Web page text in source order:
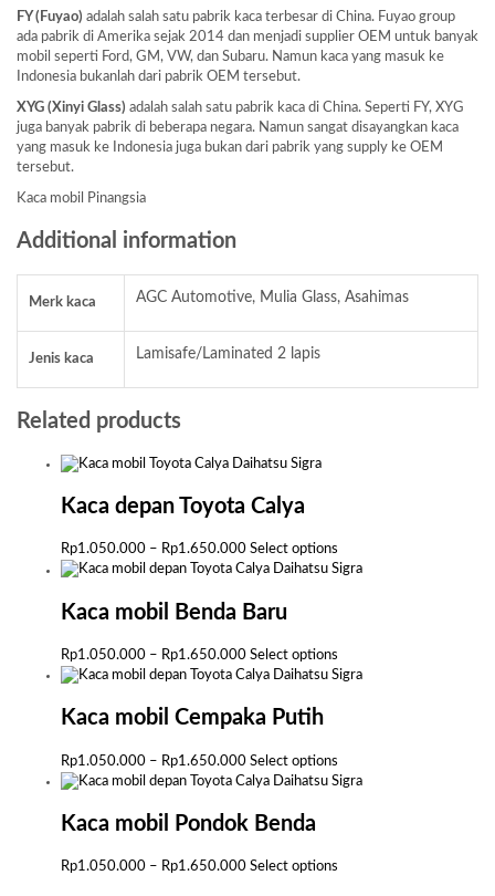
FY (Fuyao) adalah salah satu pabrik kaca terbesar di China. Fuyao group
ada pabrik di Amerika sejak 2014 dan menjadi supplier OEM untuk banyak
mobil seperti Ford, GM, VW, dan Subaru. Namun kaca yang masuk ke
Indonesia bukanlah dari pabrik OEM tersebut.
XYG (Xinyi Glass) adalah salah satu pabrik kaca di China. Seperti FY, XYG
juga banyak pabrik di beberapa negara. Namun sangat disayangkan kaca
yang masuk ke Indonesia juga bukan dari pabrik yang supply ke OEM
tersebut.
Kaca mobil Pinangsia
Additional information
Merk kaca AGC Automotive, Mulia Glass, Asahimas
Jenis kaca Lamisafe/Laminated 2 lapis
Related products
Kaca depan Toyota Calya
Rp1.050.000 – Rp1.650.000Price
range:
through
Select options
product
options
product
Kaca mobil Benda Baru
Rp1.050.000 – Rp1.650.000Price
range:
through
Select options
product
options
Kaca mobil Cempaka Putih
Rp1.050.000 – Rp1.650.000Price
range:
through
Select options
product
Kaca mobil Pondok Benda
Rp1.050.000 – Rp1.650.000Price
Select options